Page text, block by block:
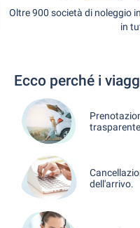
Oltre 900 società di noleggio
in
Ecco perché i
dell'arrivo.